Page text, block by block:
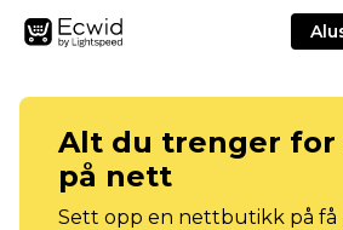
Alt du trenger for
på nett
Sett opp en nettbutikk på